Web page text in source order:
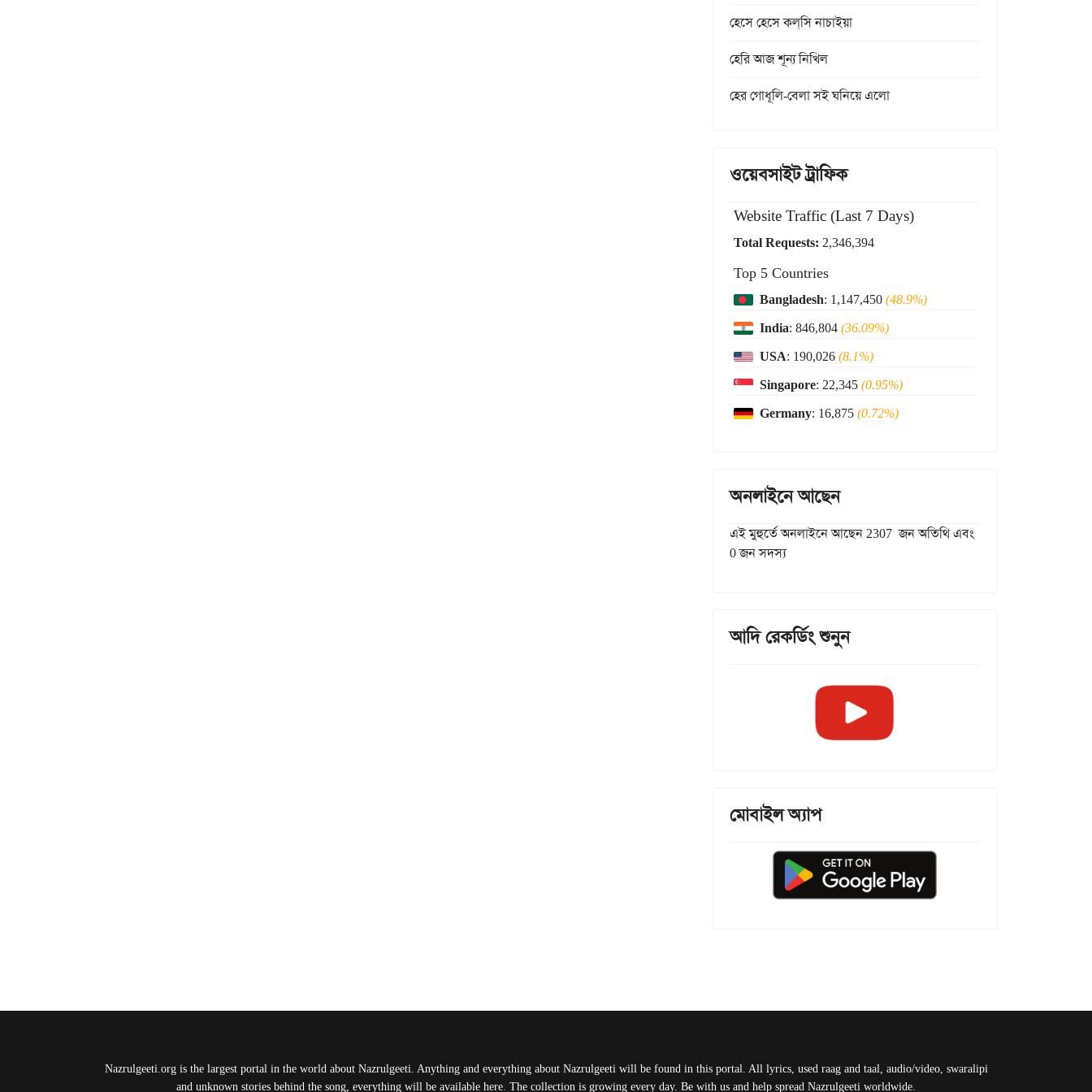
হেসে হেসে কল্‌সি নাচাইয়া
হেরি আজ শূন্য নিখিল
হের গোধূলি-বেলা সই ঘনিয়ে এলো
ওয়েবসাইট ট্রাফিক
Website Traffic (Last 7 Days)
Total Requests: 2,346,394
Top 5 Countries
Bangladesh: 1,147,450(48.9%)
India: 846,804(36.09%)
USA: 190,026(8.1%)
Singapore: 22,345(0.95%)
Germany: 16,875(0.72%)
অনলাইনে আছেন
এই মুহুর্তে অনলাইনে আছেন 2307 জন অতিথি এবং
0 জন সদস্য
আদি রেকর্ডিং শুনুন
মোবাইল অ্যাপ
Nazrulgeeti.org is the largest portal in the world about Nazrulgeeti. Anything and everything about Nazrulgeeti will be found in this portal. All lyrics, used raag and taal, audio/video, swaralipi
and unknown stories behind the song, everything will be available here. The collection is growing every day. Be with us and help spread Nazrulgeeti worldwide.